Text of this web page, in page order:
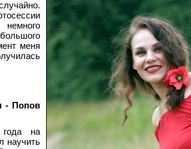
меня
- Попов
на
научить